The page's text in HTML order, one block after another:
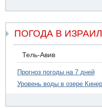
07.08.2026 08:29
07.08.2026 08:29
Стрельба в школе
07.08.2026 06:47
Недалеко от Бейт-
07.08.2026 06:24
Саудовская Аравия
И еще иранские агенты
ПОГОДА В
Тель-Авив
Прогноз погоды на 7 дней
Уровень воды в озере